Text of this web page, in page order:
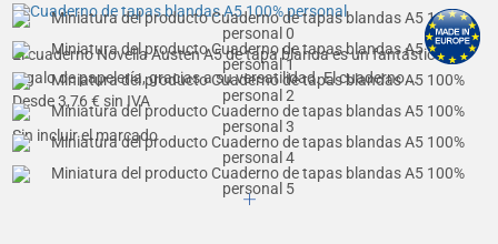
El cuaderno Novella Austen A5 de tapa blanda es un fantástico
regalo de papelería, gracias a su versatilidad. El cuaderno...
Desde3,76€ sin IVA
Sin incluir el marcado